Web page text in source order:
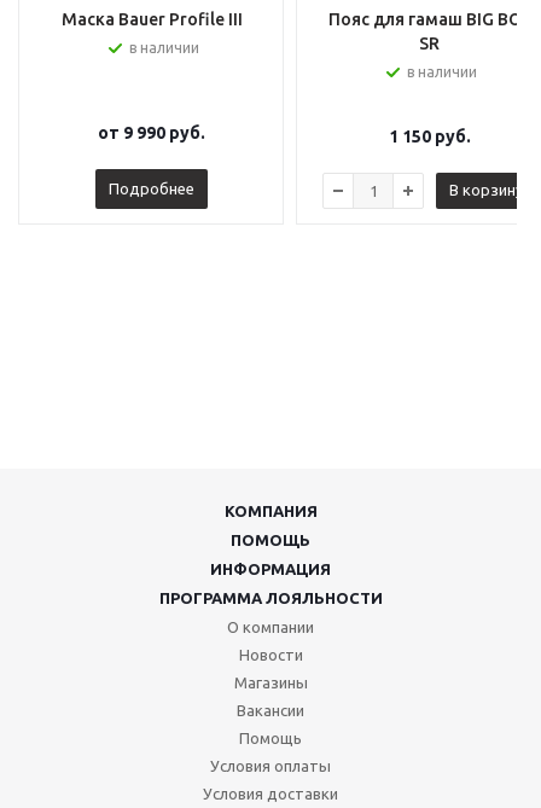
Маска Bauer Profile III
в наличии
от 9 990 руб.
Подробнее
Пояс для гамаш BIG BOY
SR
в наличии
1 150руб.
В корзину
КОМПАНИЯ
ПОМОЩЬ
ИНФОРМАЦИЯ
ПРОГРАММА ЛОЯЛЬНОСТИ
О компании
Новости
Магазины
Вакансии
Помощь
Условия оплаты
Условия доставки